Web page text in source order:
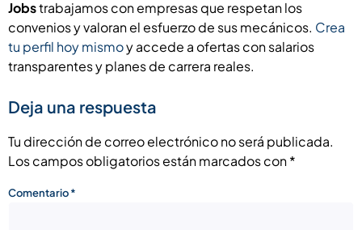
Jobstrabajamos con empresas que respetan los
convenios y valoran el esfuerzo de sus mecánicos. Crea
tu perfil hoy mismoy accede a ofertas con salarios
transparentes y planes de carrera reales.
Deja una respuesta
Tu dirección de correo electrónico no será publicada.
Los campos obligatorios están marcados con*
Comentario*